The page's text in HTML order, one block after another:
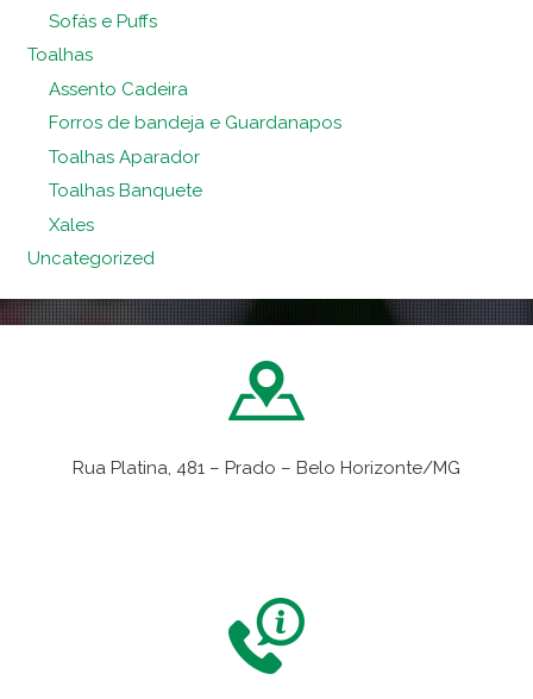
Sofás e Puffs
Toalhas
Assento Cadeira
Forros de bandeja e Guardanapos
Toalhas Aparador
Toalhas Banquete
Xales
Uncategorized
Rua Platina, 481 – Prado – Belo Horizonte/MG